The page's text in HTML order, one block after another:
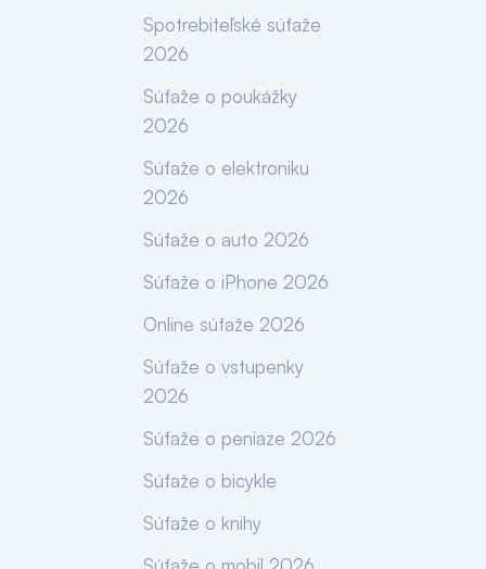
Spotrebiteľské súťaže
2026
Súťaže o poukážky
2026
Súťaže o elektroniku
2026
Súťaže o auto 2026
Súťaže o iPhone 2026
Online súťaže 2026
Súťaže o vstupenky
2026
Súťaže o peniaze 2026
Súťaže o bicykle
Súťaže o knihy